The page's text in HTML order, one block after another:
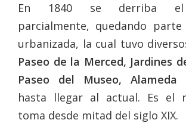
En 1840 se derriba el
parcialmente, quedando
urbanizada, la cual tuvo
Paseo de la Merced, Jardines
Paseo del Museo, Alameda
hasta llegar al actual. Es el
toma desde mitad del siglo XIX.